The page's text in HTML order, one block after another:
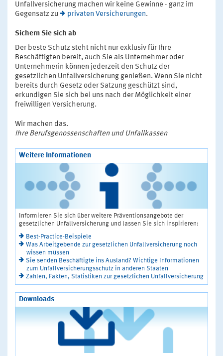
Unfallversicherung machen wir keine Gewinne - ganz im
Gegensatz zu
privaten Versicherungen.
Sichern Sie sich ab
Der beste Schutz steht nicht nur exklusiv für Ihre
Beschäftigten bereit, auch Sie als Unternehmer oder
Unternehmerin können jederzeit den Schutz der
gesetzlichen Unfallversicherung genießen. Wenn Sie nicht
bereits durch Gesetz oder Satzung geschützt sind,
erkundigen Sie sich bei uns nach der Möglichkeit einer
freiwilligen Versicherung.
Wir machen das.
Ihre Berufsgenossenschaften und Unfallkassen
Weitere Informationen
Informieren Sie sich über weitere Präventionsangebote der
gesetzlichen Unfallversicherung und lassen Sie sich inspirieren:
Best-Practice-Beispiele
Was Arbeitgebende zur gesetzlichen Unfallversicherung noch
wissen müssen
Sie senden Beschäftigte ins Ausland? Wichtige Informationen
zum Unfallversicherungsschutz in anderen Staaten
Zahlen, Fakten, Statistiken zur gesetzlichen Unfallversicherung
Downloads